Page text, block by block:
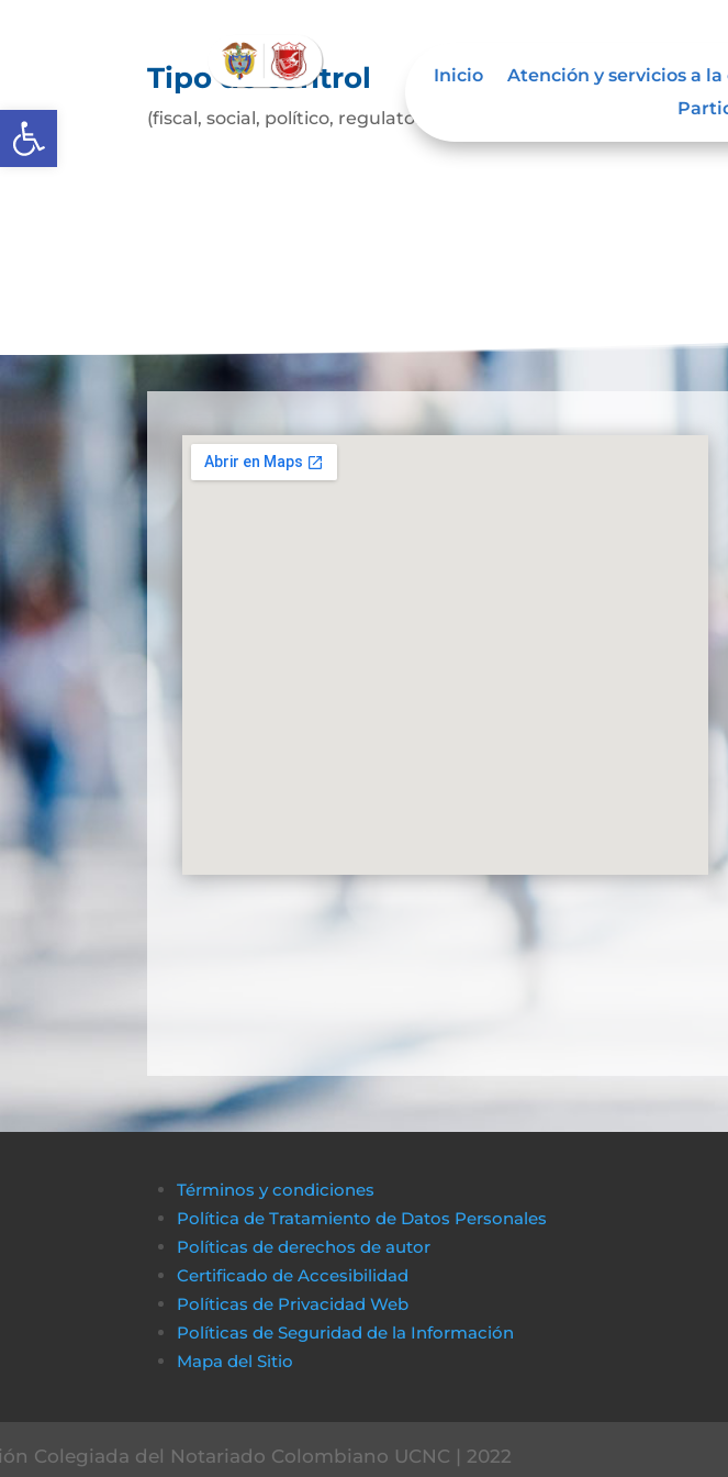
Abrir barra de herramientas
Inicio Atención y servicios a
Tipo de control
(fiscal, social, político, regulatorio, etc.)
Términos y condiciones
Política de Tratamiento de Datos Personales
Políticas de derechos de autor
Certificado de Accesibilidad
Políticas de Privacidad Web
Políticas de Seguridad de la Información
Mapa del Sitio
Colegiada del Notariado Colombiano UCNC | 2022